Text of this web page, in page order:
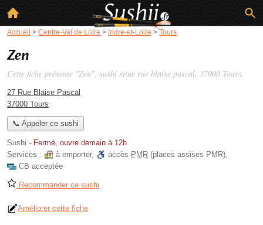
Accueil > Centre-Val de Loire > Indre-et-Loire > Tours
Zen
Cette fiche présente "Zen", sushi situé rue blaise pascal, 37000 Tours.
27 Rue Blaise Pascal
37000 Tours
📞 Appeler ce sushi
Sushi - Fermé, ouvre demain à 12h
Services :
à emporter, accès PMR (places assises PMR),
CB acceptée
Recommander ce sushi
Améliorer cette fiche